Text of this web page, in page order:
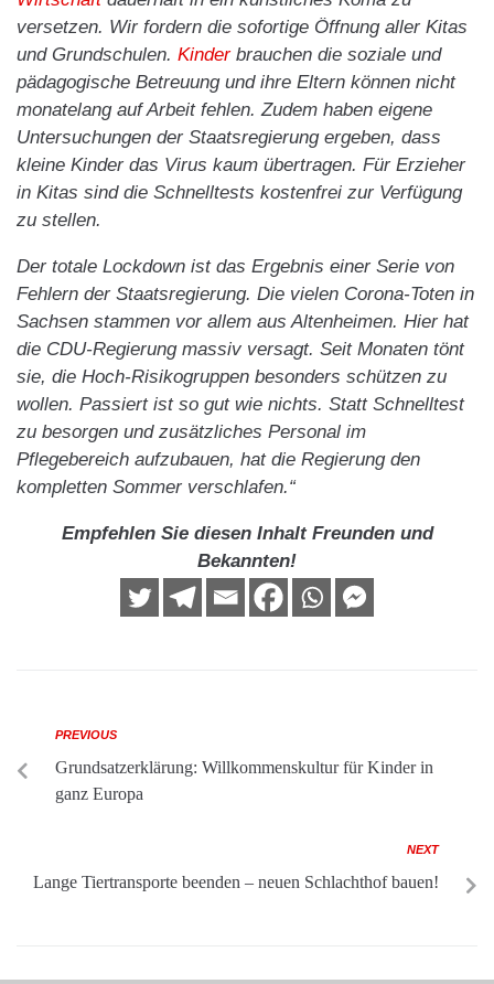
versetzen. Wir fordern die sofortige Öffnung aller Kitas
und Grundschulen. Kinderbrauchen die soziale und
pädagogische Betreuung und ihre Eltern können nicht
monatelang auf Arbeit fehlen. Zudem haben eigene
Untersuchungen der Staatsregierung ergeben, dass
kleine Kinder das Virus kaum übertragen. Für Erzieher
in Kitas sind die Schnelltests kostenfrei zur Verfügung
zu stellen.
Der totale Lockdown ist das Ergebnis einer Serie von
Fehlern der Staatsregierung. Die vielen Corona-Toten in
Sachsen stammen vor allem aus Altenheimen. Hier hat
die CDU-Regierung massiv versagt. Seit Monaten tönt
sie, die Hoch-Risikogruppen besonders schützen zu
wollen. Passiert ist so gut wie nichts. Statt Schnelltest
zu besorgen und zusätzliches Personal im
Pflegebereich aufzubauen, hat die Regierung den
kompletten Sommer verschlafen.“
Empfehlen Sie diesen Inhalt Freunden und
Bekannten!
PREVIOUS
Grundsatzerklärung: Willkommenskultur für Kinder in
ganz Europa
NEXT
Lange Tiertransporte beenden – neuen Schlachthof bauen!